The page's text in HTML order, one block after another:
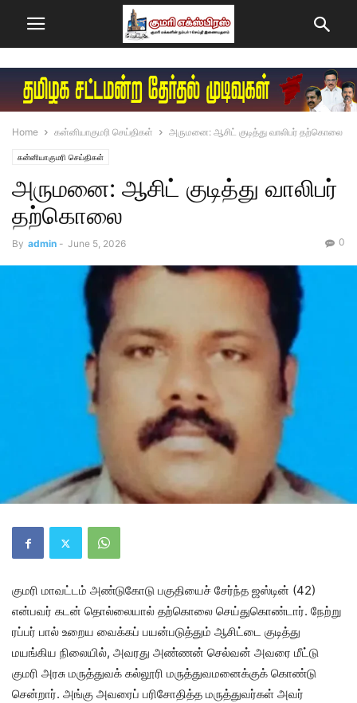
Home கன்னியாகுமரி செய்திகள் அருமனை: ஆசிட் குடித்து வாலிபர் தற்கொலை
கன்னியாகுமரி செய்திகள்
அருமனை: ஆசிட் குடித்து வாலிபர்
தற்கொலை
By admin - June 5, 2026 0
குமரி மாவட்டம் அண்டுகோடு பகுதியைச் சேர்ந்த ஜஸ்டின் (42)
என்பவர் கடன் தொல்லையால் தற்கொலை செய்துகொண்டார். நேற்று
ரப்பர் பால் உறைய வைக்கப் பயன்படுத்தும் ஆசிட்டை குடித்து
மயங்கிய நிலையில், அவரது அண்ணன் செல்வன் அவரை மீட்டு
குமரி அரசு மருத்துவக் கல்லூரி மருத்துவமனைக்குக் கொண்டு
சென்றார். அங்கு அவரைப் பரிசோதித்த மருத்துவர்கள் அவர்